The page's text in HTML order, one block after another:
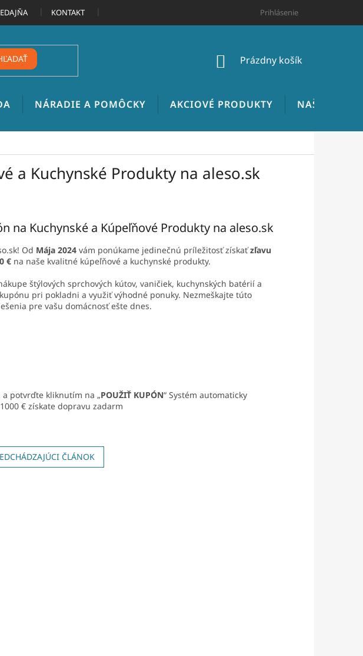
KONTAKT CENNÍK INŠTALATÉRSKYCH PRÁC
Prihlásenie
NÁKUPNÝ
Prázdny košík
NÁRADIE A POMÔCKY AKCIOVÉ PRODUKTY NAŠE
a Kuchynské Produkty na aleso.sk
na Kuchynské a Kúpeľňové Produkty na aleso.sk
Od Mája 2024 vám ponúkame jedinečnú príležitosť získať zľavu
€ na naše kvalitné kúpeľňové a kuchynské produkty.
štýlových sprchových kútov, vaničiek, kuchynských batérií a
pri pokladni a využiť výhodné ponuky. Nezmeškajte túto
pre vašu domácnosť ešte dnes.
potvrďte kliknutím na „POUŽIŤ KUPÓN“ Systém automaticky
€ získate dopravu zadarm
ČLÁNOK